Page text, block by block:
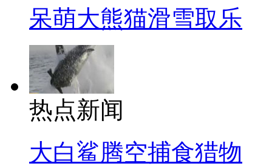
呆萌大熊猫滑雪取乐
热点新闻
大白鲨腾空捕食猎物